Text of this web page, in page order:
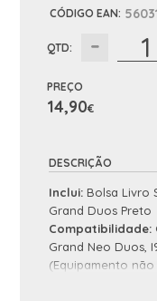
CÓDIGO EAN:
QTD:
PREÇO
14,90€
DESCRIÇÃO
Inclui: Bolsa Livro
Grand Duos Preto
Compatibilidade:
Grand Neo Duos,
(Equipamento
Nota: A imagem